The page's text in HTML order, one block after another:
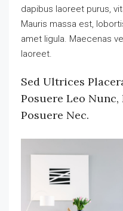
dapibus laoreet purus,
Mauris massa est,
amet ligula. Maecenas
laoreet.
Sed Ultrices
Posuere Leo
Posuere Nec.